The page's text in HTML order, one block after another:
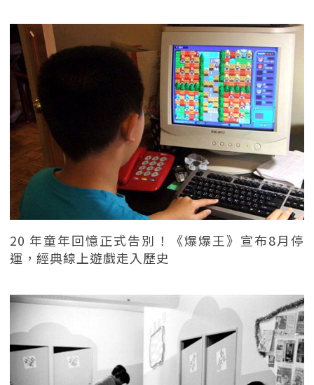
20 年童年回憶正式告別！《爆爆王》宣布8月停
運，經典線上遊戲走入歷史